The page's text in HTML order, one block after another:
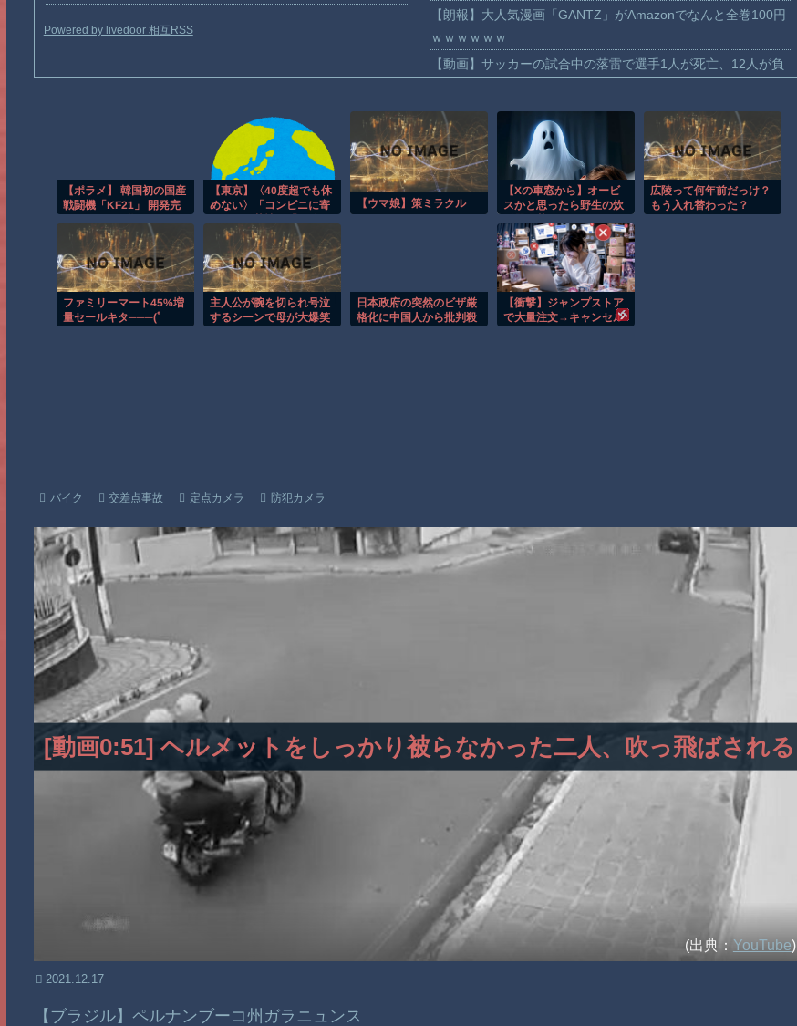
Powered by livedoor 相互RSS
【朗報】大人気漫画「GANTZ」がAmazonでなんと全巻100円
ｗｗｗｗｗｗ
【動画】サッカーの試合中の落雷で選手1人が死亡、12人が負
まだ墓石があるだけマシと見るべきか。今はもう合葬墓ばかり
【動画】新型のさすまた、限界突破ｗｗｗｗｗｗ
【謎】広島県が頑なに「はだしのゲンコラボ喫茶」をやらない
理由
ヒロインが死ぬアニメって四月は君の嘘くらいしかないような
Powered by livedoor 相互RSS
【ポラメ】 韓国初の国産
戦闘機「KF21」 開発完
【東京】〈40度超でも休
めない〉「コンビニに寄
休むとサボり」ごみ収集
員を追い詰める“周囲の
目”
【ウマ娘】策ミラクル
【Xの車窓から】オービ
スかと思ったら野生の炊
広陵って何年前だっけ？
もう入れ替わった？
ファミリーマート45%増
量セールキタ───(ﾟ
主人公が腕を切られ号泣
するシーンで母が大爆笑
日本政府の突然のビザ厳
格化に中国人から批判殺
【衝撃】ジャンプストア
で大量注文→キャンセル
バイク 交差点事故 定点カメラ 防犯カメラ
[動画0:51] ヘルメットをしっかり被らなかった二人、吹っ飛ばされる
(出典： YouTube)
2021.12.17
【ブラジル】ペルナンブーコ州ガラニュンス